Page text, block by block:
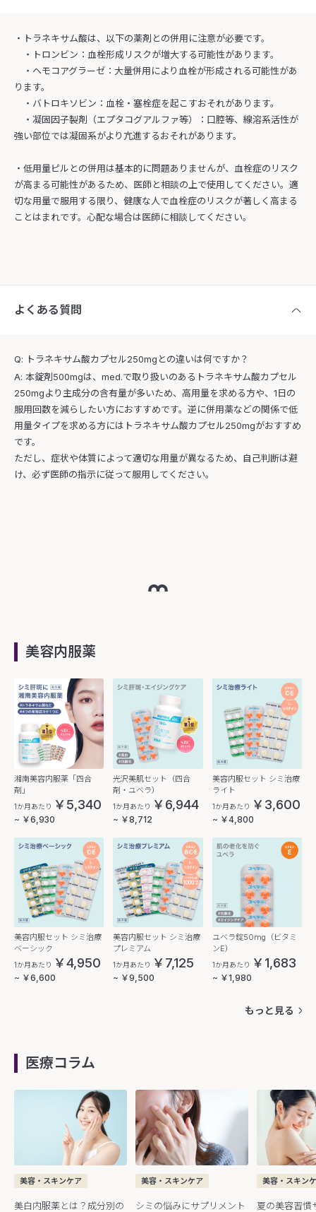
・トラネキサム酸は、以下の薬剤との併用に注意が必要です。
・トロンビン：血栓形成リスクが増大する可能性があります。
・ヘモコアグラーゼ：大量併用により血栓が形成される可能性があ
ります。
・バトロキソビン：血栓・塞栓症を起こすおそれがあります。
・凝固因子製剤（エプタコグアルファ等）：口腔等、線溶系活性が
強い部位では凝固系がより亢進するおそれがあります。
・低用量ピルとの併用は基本的に問題ありませんが、血栓症のリスク
が高まる可能性があるため、医師と相談の上で使用してください。適
切な用量で服用する限り、健康な人で血栓症のリスクが著しく高まる
ことはまれです。心配な場合は医師に相談してください。
よくある質問
Q: トラネキサム酸カプセル250mgとの違いは何ですか？
A: 本錠剤500mgは、med.で取り扱いのあるトラネキサム酸カプセル
250mgより主成分の含有量が多いため、高用量を求める方や、1日の
服用回数を減らしたい方におすすめです。逆に併用薬などの関係で低
用量タイプを求める方にはトラネキサム酸カプセル250mgがおすすめ
です。
ただし、症状や体質によって適切な用量が異なるため、自己判断は避
け、必ず医師の指示に従って服用してください。
美容内服薬
湘南美容内服薬「四合
剤」
1か月あたり ￥5,340
~ ￥6,930
光沢美肌セット（四合
剤・ユベラ）
1か月あたり ￥6,944
~ ￥8,712
美容内服セット シミ治療
ライト
1か月あたり ￥3,600
~ ￥4,800
美容内服セット シミ治療
ベーシック
1か月あたり ￥4,950
~ ￥6,600
美容内服セット シミ治療
プレミアム
1か月あたり ￥7,125
~ ￥9,500
ユベラ錠50mg（ビタミ
ンE）
1か月あたり ￥1,683
~ ￥1,980
もっと見る
医療コラム
美容・スキンケア
美白内服薬とは？成分別の
美容・スキンケア
シミの悩みにサプリメント
美容・スキン
夏の美容習慣